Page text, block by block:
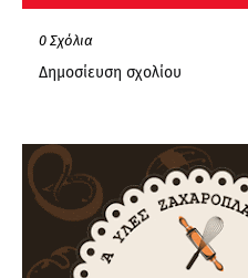
0 Σχόλια
Δημοσίευση σχολίου